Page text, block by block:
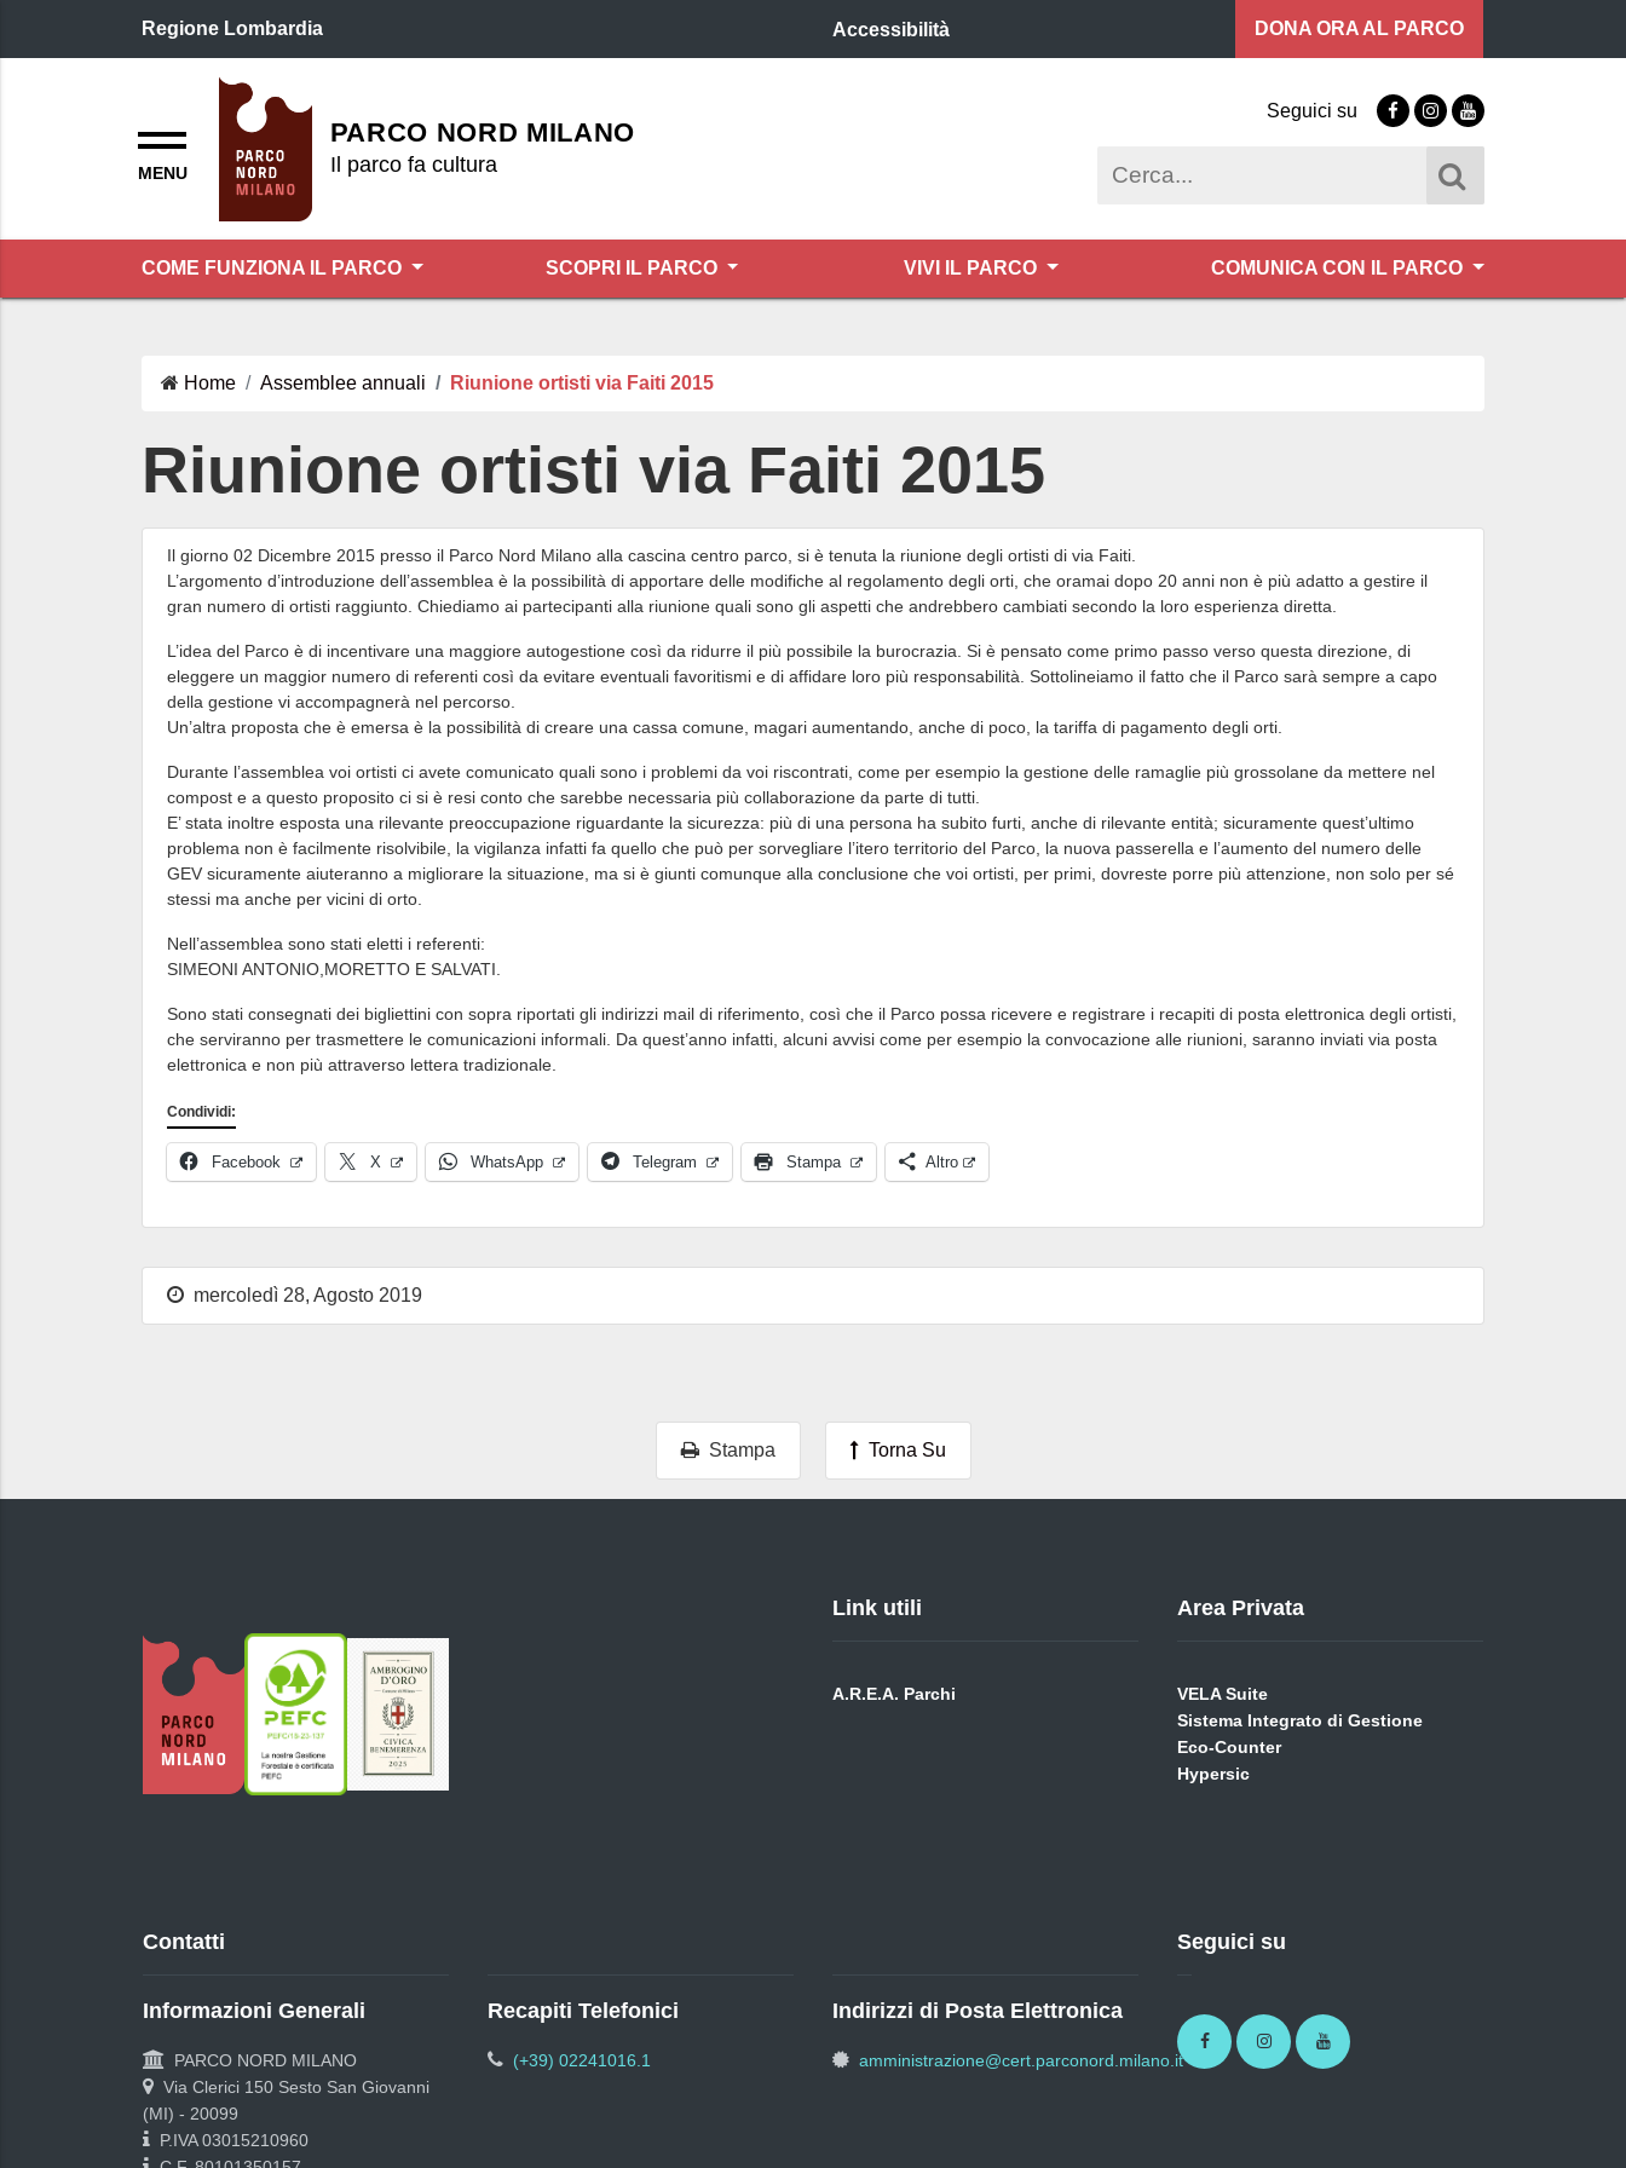
Regione Lombardia Accessibilità DONA ORA AL PARCO
PARCO NORD MILANO
Il parco fa cultura
Seguici su Facebook
Instagram
Youtube
COME FUNZIONA IL PARCO SCOPRI IL PARCO VIVI IL PARCO COMUNICA CON IL PARCO
Home Assemblee annuali Riunione ortisti via Faiti 2015
Riunione ortisti via Faiti 2015
Il giorno 02 Dicembre 2015 presso il Parco Nord Milano alla cascina centro parco, si è tenuta la riunione degli ortisti di via Faiti.
L’argomento d’introduzione dell’assemblea è la possibilità di apportare delle modifiche al regolamento degli orti, che oramai dopo 20 anni non è più adatto a gestire il
gran numero di ortisti raggiunto. Chiediamo ai partecipanti alla riunione quali sono gli aspetti che andrebbero cambiati secondo la loro esperienza diretta.
L’idea del Parco è di incentivare una maggiore autogestione così da ridurre il più possibile la burocrazia. Si è pensato come primo passo verso questa direzione, di
eleggere un maggior numero di referenti così da evitare eventuali favoritismi e di affidare loro più responsabilità. Sottolineiamo il fatto che il Parco sarà sempre a capo
della gestione vi accompagnerà nel percorso.
Un’altra proposta che è emersa è la possibilità di creare una cassa comune, magari aumentando, anche di poco, la tariffa di pagamento degli orti.
Durante l’assemblea voi ortisti ci avete comunicato quali sono i problemi da voi riscontrati, come per esempio la gestione delle ramaglie più grossolane da mettere nel
compost e a questo proposito ci si è resi conto che sarebbe necessaria più collaborazione da parte di tutti.
E’ stata inoltre esposta una rilevante preoccupazione riguardante la sicurezza: più di una persona ha subito furti, anche di rilevante entità; sicuramente quest’ultimo
problema non è facilmente risolvibile, la vigilanza infatti fa quello che può per sorvegliare l’itero territorio del Parco, la nuova passerella e l’aumento del numero delle
GEV sicuramente aiuteranno a migliorare la situazione, ma si è giunti comunque alla conclusione che voi ortisti, per primi, dovreste porre più attenzione, non solo per sé
stessi ma anche per vicini di orto.
Nell’assemblea sono stati eletti i referenti:
SIMEONI ANTONIO,MORETTO E SALVATI.
Sono stati consegnati dei bigliettini con sopra riportati gli indirizzi mail di riferimento, così che il Parco possa ricevere e registrare i recapiti di posta elettronica degli ortisti,
che serviranno per trasmettere le comunicazioni informali. Da quest’anno infatti, alcuni avvisi come per esempio la convocazione alle riunioni, saranno inviati via posta
elettronica e non più attraverso lettera tradizionale.
Condividi:
Facebook X WhatsApp Telegram Stampa Altro
mercoledì 28, Agosto 2019
Stampa Torna Su
Link utili
A.R.E.A. Parchi
Area Privata
VELA Suite
Sistema Integrato di Gestione
Eco-Counter
Hypersic
Contatti
Informazioni Generali
PARCO NORD MILANO
Via Clerici 150 Sesto San Giovanni
(MI) - 20099
P.IVA 03015210960
Recapiti Telefonici
(+39) 02241016.1
Indirizzi di Posta Elettronica
amministrazione@cert.parconord.milano.it
Seguici su
FacebookInstagramYoutube